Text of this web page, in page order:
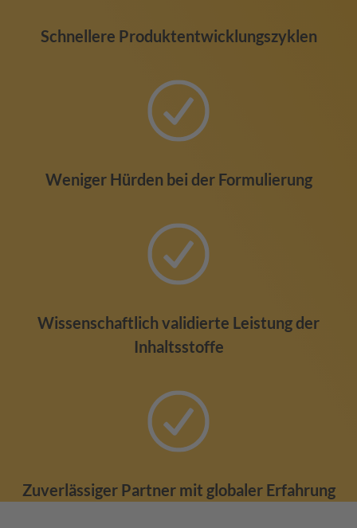
Schnellere Produktentwicklungszyklen
Weniger Hürden bei der Formulierung
Wissenschaftlich validierte Leistung der
Inhaltsstoffe
Zuverlässiger Partner mit globaler Erfahrung